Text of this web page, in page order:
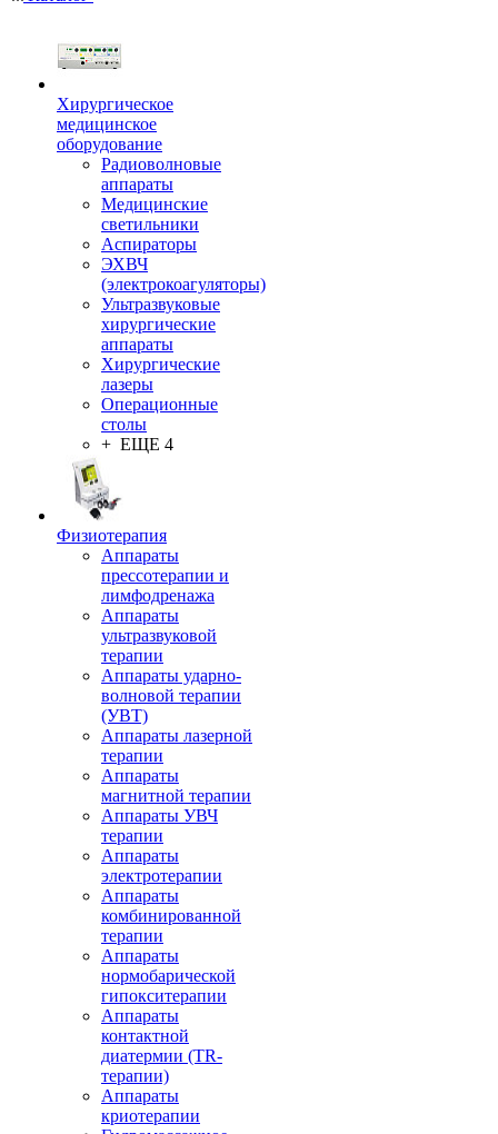
Хирургическое
медицинское
оборудование
Радиоволновые
аппараты
Медицинские
светильники
Аспираторы
ЭХВЧ
(электрокоагуляторы)
Ультразвуковые
хирургические
аппараты
Хирургические
лазеры
Операционные
столы
+ ЕЩЕ 4
Физиотерапия
Аппараты
прессотерапии и
лимфодренажа
Аппараты
ультразвуковой
терапии
Аппараты ударно-
волновой терапии
(УВТ)
Аппараты лазерной
терапии
Аппараты
магнитной терапии
Аппараты УВЧ
терапии
Аппараты
электротерапии
Аппараты
комбинированной
терапии
Аппараты
нормобарической
гипокситерапии
Аппараты
контактной
диатермии (TR-
терапии)
Аппараты
криотерапии